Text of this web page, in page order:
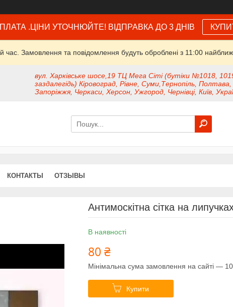
.ЦІНИ УТОЧНЮЙТЕ! ВІДПРАВКА ДО 3 ДНІВ
час. Замовлення та повідомлення будуть оброблені з 11:00
вул. Харківське шосе,19 ТЦ Мега Сіті (бутіки №1018,
заздалегідь) Кіровоград, Рівне, Суми,Тернопіль,
Запоріжжя, Черкаси, Херсон, Ужгород, Чернівці, Київ,
КОНТАКТЫ ОТЗЫВЫ
Антимоскітна сітка на
В наявності
80 ₴
Мінімальна сума замовлення на сайті —
Купити